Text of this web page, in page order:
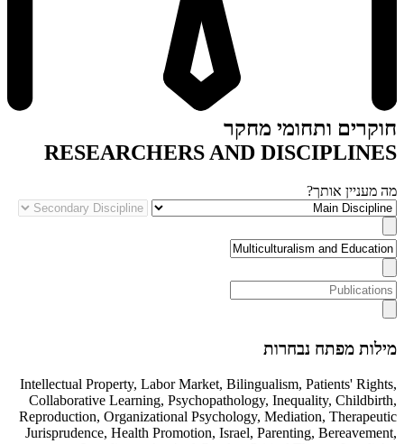
חוקרים ותחומי מחקר
RESEARCHERS AND DISCIPLINES
מה מעניין אותך?
מילות מפתח נבחרות
Intellectual Property, Labor Market, Bilingualism, Patients' Rights,
Collaborative Learning, Psychopathology, Inequality, Childbirth,
Reproduction, Organizational Psychology, Mediation, Therapeutic
Jurisprudence, Health Promotion, Israel, Parenting, Bereavement,